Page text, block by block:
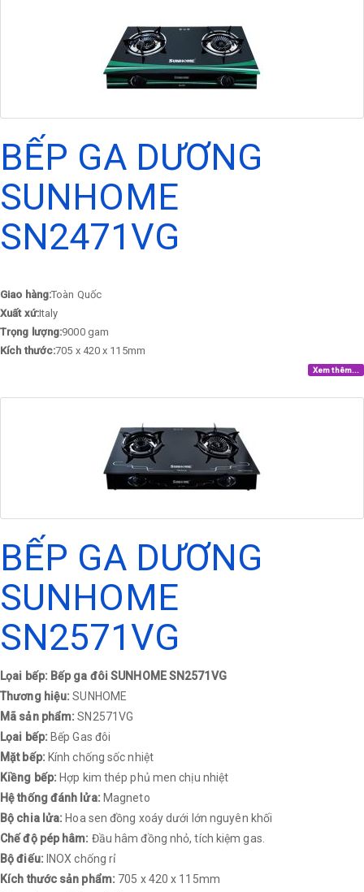
BẾP GA DƯƠNG
SUNHOME
SN2471VG
Giao hàng:Toàn Quốc
Xuất xứ:Italy
Trọng lượng:9000 gam
Kích thước:705 x 420 x 115mm
Xem thêm...
BẾP GA DƯƠNG
SUNHOME
SN2571VG
Lọai bếp: Bếp ga đôi SUNHOME SN2571VG
Thương hiệu:SUNHOME
Mã sản phẩm:SN2571VG
Lọai bếp: Bếp Gas đôi
Mặt bếp: Kính chống sốc nhiệt
Kiềng bếp: Hợp kim thép phủ men chịu nhiệt
Hệ thống đánh lửa: Magneto
Bộ chia lửa: Hoa sen đồng xoáy dưới lớn nguyên khối
Chế độ pép hâm: Đầu hâm đồng nhỏ, tích kiệm gas.
Bộ điếu: INOX chống rỉ
Kích thước sản phẩm: 705 x 420 x 115mm